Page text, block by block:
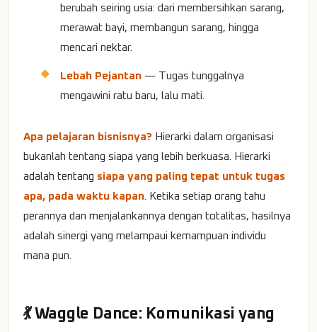
berubah seiring usia: dari membersihkan sarang,
merawat bayi, membangun sarang, hingga
mencari nektar.
Lebah Pejantan — Tugas tunggalnya
mengawini ratu baru, lalu mati.
Apa pelajaran bisnisnya? Hierarki dalam organisasi
bukanlah tentang siapa yang lebih berkuasa. Hierarki
adalah tentang siapa yang paling tepat untuk tugas
apa, pada waktu kapan . Ketika setiap orang tahu
perannya dan menjalankannya dengan totalitas, hasilnya
adalah sinergi yang melampaui kemampuan individu
mana pun.
💃 Waggle Dance: Komunikasi yang